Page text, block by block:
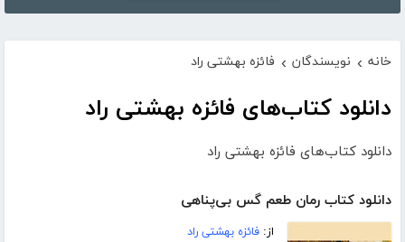
خانه › نویسندگان › فائزه بهشتی راد
دانلود کتاب‌های فائزه بهشتی راد
دانلود کتاب‌های فائزه بهشتی راد
دانلود کتاب رمان طعم گس بی‌پناهی
از:فائزه بهشتی راد